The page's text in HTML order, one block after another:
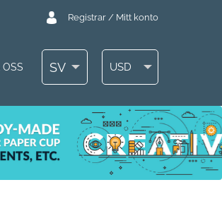
Registrar / Mitt konto
OSS SV USD